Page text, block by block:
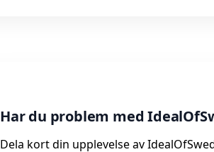
Har du problem med
Dela kort din upplevelse av